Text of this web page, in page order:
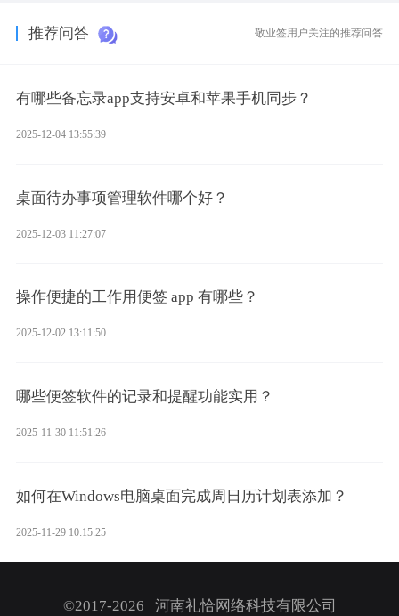
推荐问答 敬业签用户关注的推荐问答
有哪些备忘录app支持安卓和苹果手机同步？
2025-12-04 13:55:39
桌面待办事项管理软件哪个好？
2025-12-03 11:27:07
操作便捷的工作用便签 app 有哪些？
2025-12-02 13:11:50
哪些便签软件的记录和提醒功能实用？
2025-11-30 11:51:26
如何在Windows电脑桌面完成周日历计划表添加？
2025-11-29 10:15:25
©2017-2026 河南礼恰网络科技有限公司